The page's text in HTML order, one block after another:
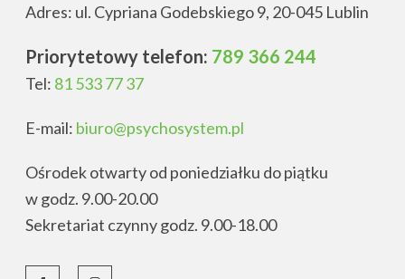
Adres: ul. Cypriana Godebskiego 9, 20-045 Lublin
Priorytetowy telefon: 789 366 244
Tel: 81 533 77 37
E-mail: biuro@psychosystem.pl
Ośrodek otwarty od poniedziałku do piątku
w godz. 9.00-20.00
Sekretariat czynny godz. 9.00-18.00